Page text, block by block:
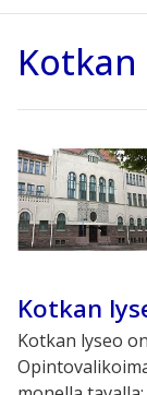
Kotkan
Kotkan
Kotkan lyseo